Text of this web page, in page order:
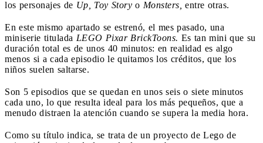
los personajes de Up, Toy Story o Monsters, entre otras.
En este mismo apartado se estrenó, el mes pasado, una
miniserie titulada LEGO Pixar BrickToons. Es tan mini que su
duración total es de unos 40 minutos: en realidad es algo
menos si a cada episodio le quitamos los créditos, que los
niños suelen saltarse.
Son 5 episodios que se quedan en unos seis o siete minutos
cada uno, lo que resulta ideal para los más pequeños, que a
menudo distraen la atención cuando se supera la media hora.
Como su título indica, se trata de un proyecto de Lego de